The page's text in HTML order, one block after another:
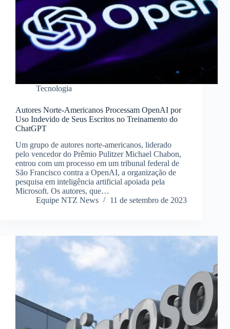
Tecnologia
Autores Norte-Americanos Processam OpenAI por
Uso Indevido de Seus Escritos no Treinamento do
ChatGPT
Um grupo de autores norte-americanos, liderado
pelo vencedor do Prêmio Pulitzer Michael Chabon,
entrou com um processo em um tribunal federal de
São Francisco contra a OpenAI, a organização de
pesquisa em inteligência artificial apoiada pela
Microsoft. Os autores, que…
Equipe NTZ News
11 de setembro de 2023